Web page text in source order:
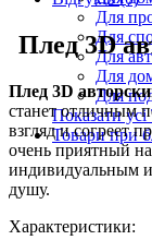
Для
Для
Для
Для
Для
Показати
Товари при
Плед 3D
Плед 3D
станет отличным
взгляд и согреет
очень приятный
индивидуальным
душу.
Характеристики: